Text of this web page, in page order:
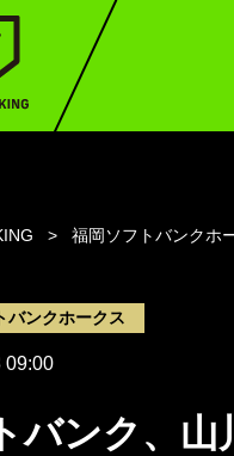
福岡ソフトバンクホ
バンクホークス
09:00
バンク、山